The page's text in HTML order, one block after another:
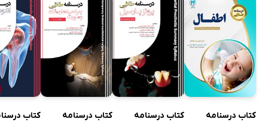
کتاب درسنامه
کتاب درسنامه
کتاب درسنامه
کتاب